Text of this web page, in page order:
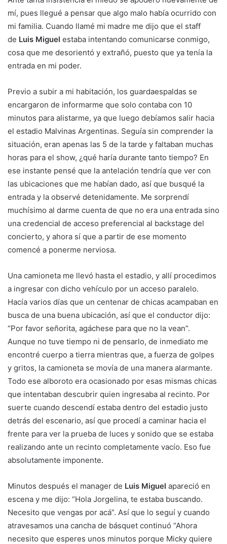
mí, pues llegué a pensar que algo malo había ocurrido con
mi familia. Cuando llamé mi madre me dijo que el staff
de Luis Miguel estaba intentando comunicarse conmigo,
cosa que me desorientó y extrañó, puesto que ya tenía la
entrada en mi poder.
Previo a subir a mi habitación, los guardaespaldas se
encargaron de informarme que solo contaba con 10
minutos para alistarme, ya que luego debíamos salir hacia
el estadio Malvinas Argentinas. Seguía sin comprender la
situación, eran apenas las 5 de la tarde y faltaban muchas
horas para el show, ¿qué haría durante tanto tiempo? En
ese instante pensé que la antelación tendría que ver con
las ubicaciones que me habían dado, así que busqué la
entrada y la observé detenidamente. Me sorprendí
muchísimo al darme cuenta de que no era una entrada sino
una credencial de acceso preferencial al backstage del
concierto, y ahora sí que a partir de ese momento
comencé a ponerme nerviosa.
Una camioneta me llevó hasta el estadio, y allí procedimos
a ingresar con dicho vehículo por un acceso paralelo.
Hacía varios días que un centenar de chicas acampaban en
busca de una buena ubicación, así que el conductor dijo:
“Por favor señorita, agáchese para que no la vean”.
Aunque no tuve tiempo ni de pensarlo, de inmediato me
encontré cuerpo a tierra mientras que, a fuerza de golpes
y gritos, la camioneta se movía de una manera alarmante.
Todo ese alboroto era ocasionado por esas mismas chicas
que intentaban descubrir quien ingresaba al recinto. Por
suerte cuando descendí estaba dentro del estadio justo
detrás del escenario, así que procedí a caminar hacia el
frente para ver la prueba de luces y sonido que se estaba
realizando ante un recinto completamente vacío. Eso fue
absolutamente imponente.
Minutos después el manager de Luis Miguel apareció en
escena y me dijo: “Hola Jorgelina, te estaba buscando.
Necesito que vengas por acá”. Así que lo seguí y cuando
atravesamos una cancha de básquet continuó “Ahora
necesito que esperes unos minutos porque Micky quiere